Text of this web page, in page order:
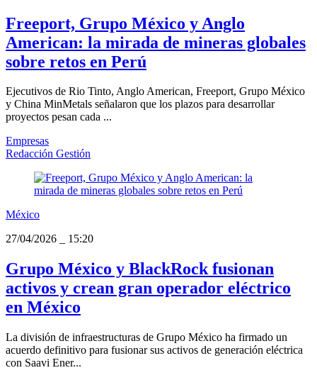
Freeport, Grupo México y Anglo
American: la mirada de mineras globales
sobre retos en Perú
Ejecutivos de Rio Tinto, Anglo American, Freeport, Grupo México
y China MinMetals señalaron que los plazos para desarrollar
proyectos pesan cada ...
Empresas
Redacción Gestión
México
27/04/2026
15:20
Grupo México y BlackRock fusionan
activos y crean gran operador eléctrico
en México
La división de infraestructuras de Grupo México ha firmado un
acuerdo definitivo para fusionar sus activos de generación eléctrica
con Saavi Ener...